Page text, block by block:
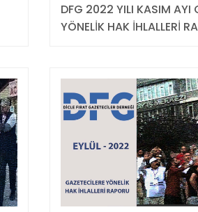
DFG 2022 YILI KASIM AYI
YÖNELİK HAK İHLALLERİ